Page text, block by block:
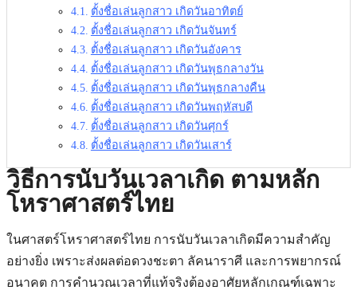
ตั้งชื่อเล่นลูกสาว เกิดวันอาทิตย์
ตั้งชื่อเล่นลูกสาว เกิดวันจันทร์
ตั้งชื่อเล่นลูกสาว เกิดวันอังคาร
ตั้งชื่อเล่นลูกสาว เกิดวันพุธกลางวัน
ตั้งชื่อเล่นลูกสาว เกิดวันพุธกลางคืน
ตั้งชื่อเล่นลูกสาว เกิดวันพฤหัสบดี
ตั้งชื่อเล่นลูกสาว เกิดวันศุกร์
ตั้งชื่อเล่นลูกสาว เกิดวันเสาร์
วิธีการนับวันเวลาเกิด ตามหลัก
โหราศาสตร์ไทย
ในศาสตร์โหราศาสตร์ไทย การนับวันเวลาเกิดมีความสำคัญ
อย่างยิ่ง เพราะส่งผลต่อดวงชะตา ลัคนาราศี และการพยากรณ์
อนาคต การคำนวณเวลาที่แท้จริงต้องอาศัยหลักเกณฑ์เฉพาะ